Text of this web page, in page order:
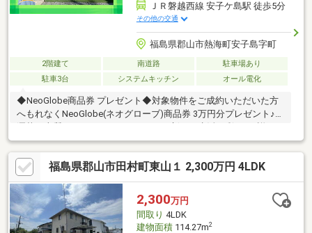
ＪＲ磐越西線 安子ケ島駅 徒歩5分
その他の交通
福島県郡山市熱海町安子島字町
2階建て 南道路
駐車場あり
駐車3台
システムキッチン オール電化
◆NeoGlobe商品券 プレゼント◆対象物件をご成約いただいた方
へもれなくNeoGlobe(ネオグローブ)商品券 3万円分プレゼント♪お
スタッフまでお問い合わせください♪◆おススメPoint！◆・2022
年竣工の築浅物件・ウェルズホーム施工のオール電化住宅・安子
ヶ島駅まで400ｍ♪通勤・通学・お出かけにも◎・小学校まで目と
鼻の先の学チカ♪小さなお子様も無理なく通学・166坪の壮大な敷
地。広い庭でお子様も安心して外遊び♪2台用のカーポート付◆周
辺環境◆・安子島小学校 徒歩約2分・熱海中学校 徒歩約27分
福島県郡山市田村町東山１ 2,300万円 4LDK
2,300万円
間取り 4LDK
建物面積114.27m2